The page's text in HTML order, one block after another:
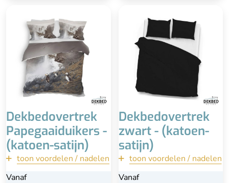
Dekbedovertrek
Papegaaiduikers -
(katoen-satijn)
toon voordelen / nadelen
Vanaf
Dubbelzijdige bedrukking
Bijpassende
kussenslopen
Brede instopstrook +/- 20
Wasbaar
Vaak een hogere prijs
terug
Dekbedovertrek
zwart - (katoen-
satijn)
toon voordelen / nadelen
Vanaf
Inclusief kussenslopen
100% katoen-satijn
Wasbaar
terug